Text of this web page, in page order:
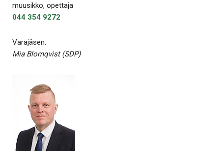
muusikko, opettaja
044 354 9272
Varajäsen:
Mia Blomqvist (SDP)